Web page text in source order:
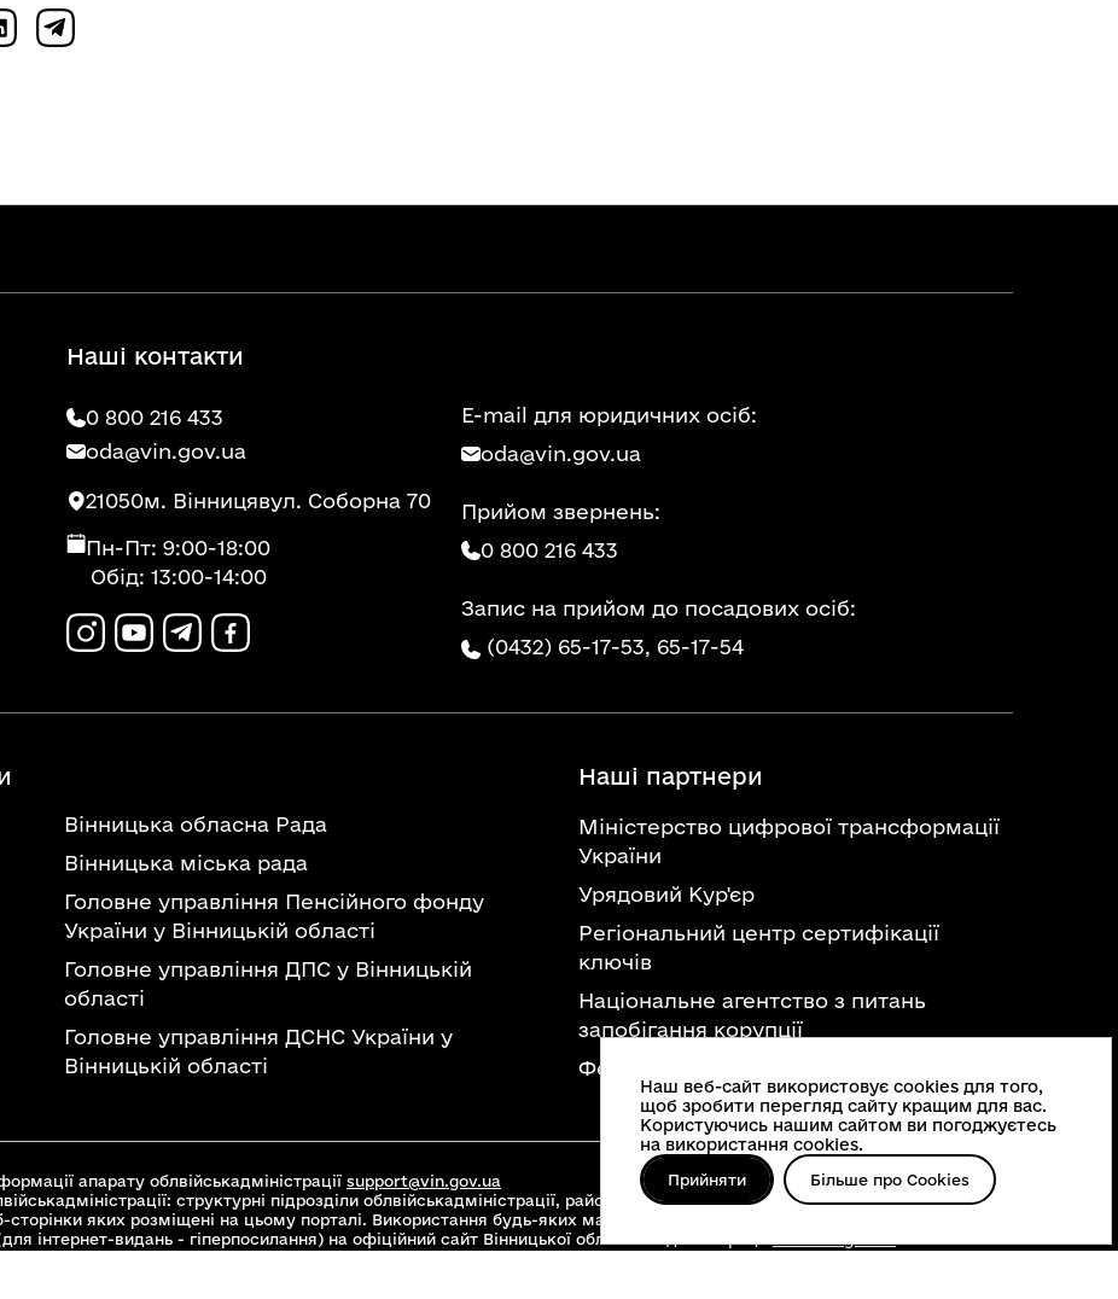
Наші контакти
0 800 216 433
oda@vin.gov.ua
21050м. Вінницявул. Соборна 70
Пн-Пт: 9:00-18:00
Обід: 13:00-14:00
E-mail для юридичних осіб:
oda@vin.gov.ua
Прийом звернень:
0 800 216 433
Запис на прийом до посадових осіб:
(0432) 65-17-53, 65-17-54
Вінницька обласна Рада
Вінницька міська рада
Головне управління Пенсійного фонду
України у Вінницькій області
Головне управління ДПС у Вінницькій
області
Головне управління ДСНС України у
Вінницькій області
Наші партнери
Міністерство цифрової трансформації
України
Урядовий Кур'єр
Регіональний центр сертифікації
ключів
Національне агентство з питань
запобігання корупції
Федерація професійних спілок України
апарату облвійськадміністрації support@vin.gov.ua
структурні підрозділи облвійськадміністрації, районні військові адміністрації, територіальні
сторінки яких розміщені на цьому порталі. Використання будь-яких матеріалів, що опубліковані на цьому сайті,
інтернет-видань - гіперпосилання) на офіційний сайт Вінницької облвійськадміністрації
Наш веб-сайт використовує cookies для того,
щоб зробити перегляд сайту кращим для вас.
Користуючись нашим сайтом ви погоджуєтесь
на використання cookies.
Прийняти Більше про Cookies